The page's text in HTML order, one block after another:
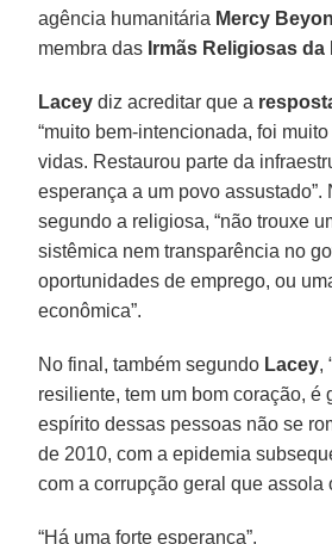
agência humanitária Mercy
membra das Irmãs Religiosas
Lacey diz acreditar que a
“muito bem-intencionada, foi
vidas. Restaurou parte da
esperança a um povo assustado”.
segundo a religiosa, “não trouxe
sistêmica nem transparência no
oportunidades de emprego, ou
econômica”.
No final, também segundo Lacey,
resiliente, tem um bom coração, é
espírito dessas pessoas não se
de 2010, com a epidemia
com a corrupção geral que assola
“Há uma forte esperança”.